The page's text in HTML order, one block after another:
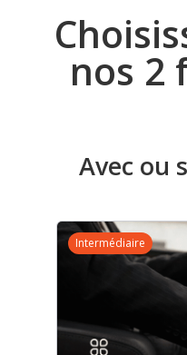
nos 2
Avec ou
Intermédiaire